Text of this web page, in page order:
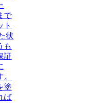
で
ト
状
も
証
塗
ば